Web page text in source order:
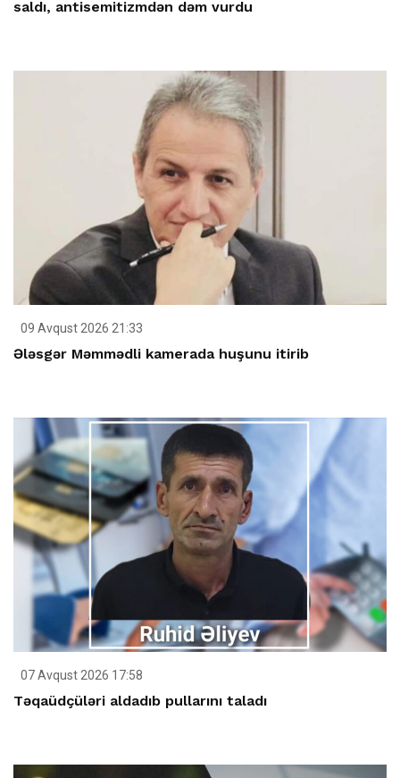
saldı, antisemitizmdən dəm vurdu
09 Avqust 2026 21:33
Ələsgər Məmmədli kamerada huşunu itirib
07 Avqust 2026 17:58
Təqaüdçüləri aldadıb pullarını taladı